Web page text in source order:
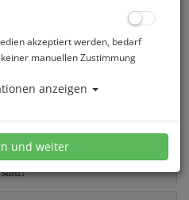
Seach & Recovery erlernst
für unterschiedliche
Techniken für das sichere
2 Ausbildungsteilen: Theorie
Nach erfolgreicher
akzeptiert werden, bedarf
manuellen Zustimmung
anzeigen
und weiter